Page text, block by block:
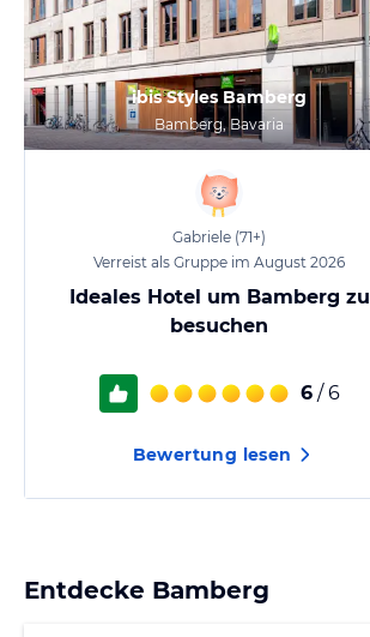
ibis Styles Bamberg
Bamberg, Bavaria
Gabriele (71+)
Verreist als Gruppe im August 2026
Ideales Hotel um Bamberg zu
besuchen
6 / 6
Bewertung lesen
Entdecke Bamberg